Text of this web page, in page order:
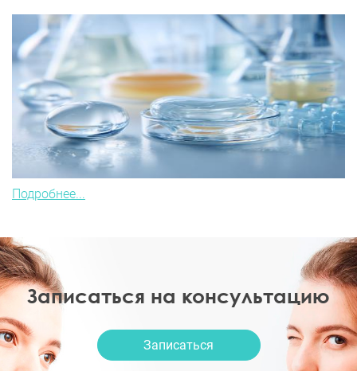
Подробнее...
Записаться на консультацию
Записаться